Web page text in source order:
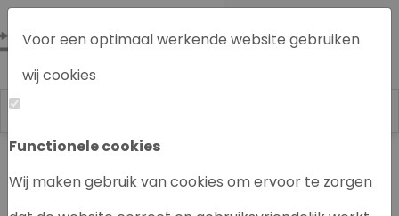
Voor een optimaal werkende website gebruiken
wij cookies
Functionele cookies
Wij maken gebruik van cookies om ervoor te zorgen
Labrecycling Chromatografie instrumenten